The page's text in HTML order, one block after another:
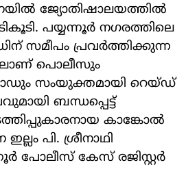
ജ്യോതിഷാലയത്തിൽ
പയ്യന്നൂർ നഗരത്തിലെ
സമീപം പ്രവർത്തിക്കുന്ന
പൊലീസും
സംയുക്തമായി റെയ്ഡ്
ബന്ധപ്പെട്ട്
കാങ്കോൽ
പി. ശ്രീനാഥി
പോലീസ് കേസ് രജിസ്റ്റർ